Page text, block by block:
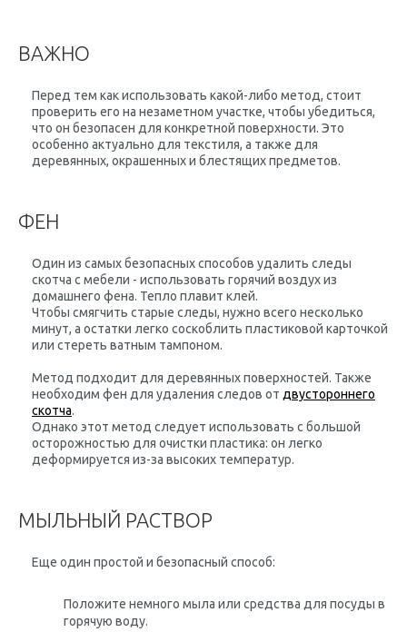
ВАЖНО
Перед тем как использовать какой-либо метод, стоит
проверить его на незаметном участке, чтобы убедиться,
что он безопасен для конкретной поверхности. Это
особенно актуально для текстиля, а также для
деревянных, окрашенных и блестящих предметов.
ФЕН
Один из самых безопасных способов удалить следы
скотча с мебели - использовать горячий воздух из
домашнего фена. Тепло плавит клей.
Чтобы смягчить старые следы, нужно всего несколько
минут, а остатки легко соскоблить пластиковой карточкой
или стереть ватным тампоном.
Метод подходит для деревянных поверхностей. Также
необходим фен для удаления следов от двустороннего
скотча.
Однако этот метод следует использовать с большой
осторожностью для очистки пластика: он легко
деформируется из-за высоких температур.
МЫЛЬНЫЙ РАСТВОР
Еще один простой и безопасный способ:
Положите немного мыла или средства для посуды в
горячую воду.